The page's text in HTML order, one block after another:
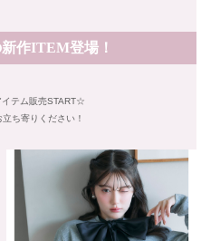
作ITEM登場！
テム販売START☆
ち寄りください！